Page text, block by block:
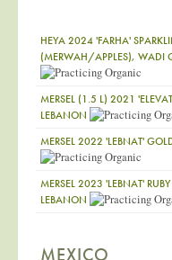
HEYA 2024 'FARHA'
(MERWAH/APPLES), WADI
MERSEL (1.5 L) 2021
LEBANON
MERSEL 2022 'LEBNAT'
MERSEL 2023 'LEBNAT'
LEBANON
MEXICO